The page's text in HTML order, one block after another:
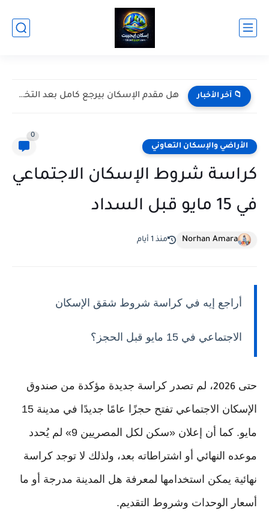
📁 آخر الأخبار أماكن مشروع مسكن في مصر والمدن الجديدة التي ظهرت بها...
الأراضي والإسكان التعاوني
0
كراسة شروط الإسكان الاجتماعي
في 15 مايو قبل السداد
Norhan Amara منذ 1 أيام
أراجع إيه في كراسة شروط شقق الإسكان
الاجتماعي في 15 مايو قبل الحجز؟
حتى 2026، لم تصدر كراسة جديدة مؤكدة من صندوق
الإسكان الاجتماعي تفتح حجزًا عامًا جديدًا في مدينة 15
مايو. كما أن إعلان «سكن لكل المصريين 9» لم يُحدد
موعده النهائي أو اشتراطاته بعد، ولذلك لا توجد كراسة
نهائية يمكن استخدامها لمعرفة هل المدينة مدرجة أو ما
أسعار الوحدات وشروط التقديم.